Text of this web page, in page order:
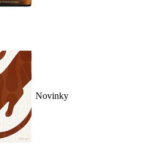
Novinky